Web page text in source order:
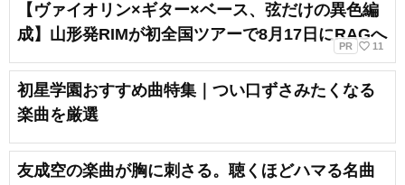
【ヴァイオリン×ギター×ベース、弦だけの異色編
成】山形発RIMが初全国ツアーで8月17日にRAGへ
PR favorite_border 11
初星学園おすすめ曲特集｜つい口ずさみたくなる
楽曲を厳選
友成空の楽曲が胸に刺さる。聴くほどハマる名曲